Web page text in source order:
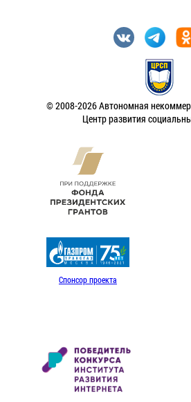
© 2008-2026 Автономная
Центр развития
Спонсор проекта